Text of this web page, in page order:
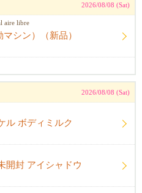
2026/08/08 (Sat)
aire libre
シン）（新品）
2026/08/08 (Sat)
ル ボディミルク
開封 アイシャドウ